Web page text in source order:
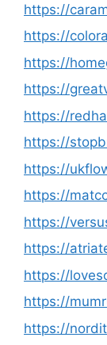
https://
https://
https://
https://
https://
https://
https://
https://
https://
https://
https://
https://
https://